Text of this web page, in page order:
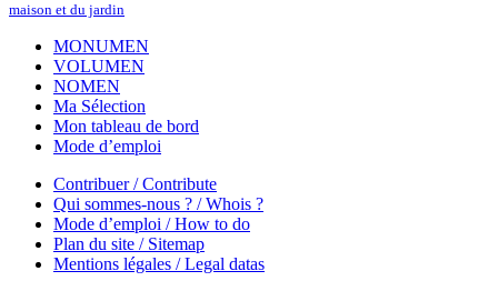
maison et du jardin
MONUMEN
VOLUMEN
NOMEN
Ma Sélection
Mon tableau de bord
Mode d’emploi
Contribuer / Contribute
Qui sommes-nous ? / Whois ?
Mode d’emploi / How to do
Plan du site / Sitemap
Mentions légales / Legal datas